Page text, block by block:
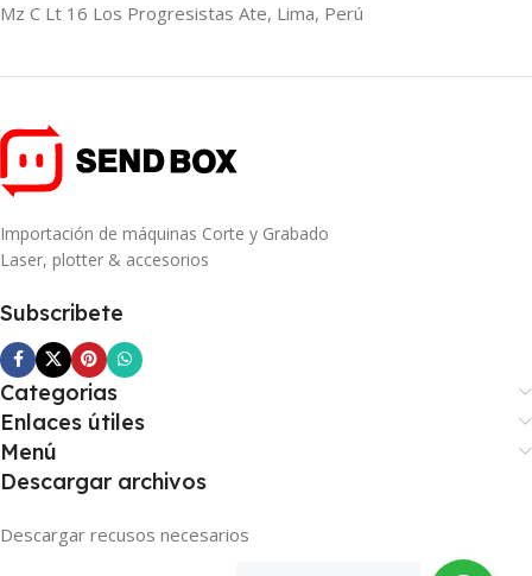
Mz C Lt 16 Los Progresistas Ate, Lima, Perú
Importación de máquinas Corte y Grabado
Laser, plotter & accesorios
Subscribete
Categorias
Enlaces útiles
Menú
Descargar archivos
Descargar recusos necesarios